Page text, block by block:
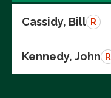
Cassidy, Bill R
Kennedy, John R